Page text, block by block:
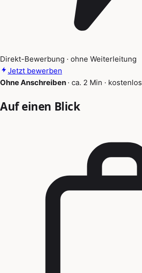
Direkt-Bewerbung · ohne Weiterleitung
Jetzt bewerben
Ohne Anschreiben · ca. 2 Min · kostenlos
Auf einen Blick